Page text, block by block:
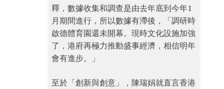
釋，數據收集和調查是由去年底到今年1
月期間進行，所以數據有滯後，「調研時
啟德體育園還未開幕。現時文化設施加強
了，港府再極力推動盛事經濟，相信明年
會有進步。」
至於「創新與創意」，陳瑞娟就直言香港